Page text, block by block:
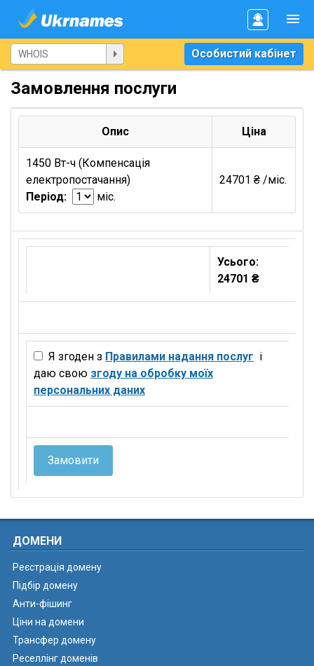
Особистий кабінет
Замовлення послуги
Опис Ціна
1450 Вт-ч (Компенсація
електропостачання)
Період:
міс.
24701 ₴ /міс.
Усього:
24701 ₴
Я згоден з Правилами надання послуг і
даю свою згоду на обробку моїх
персональних даних
Замовити
ДОМЕНИ
Реєстрація домену
Підбір домену
Анти-фішинг
Ціни на домени
Трансфер домену
Реселлінг доменів